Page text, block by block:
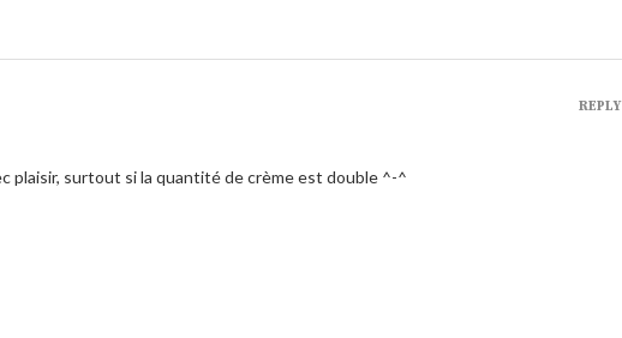
plaisir, surtout si la quantité de crème est double ^-^
REPLY